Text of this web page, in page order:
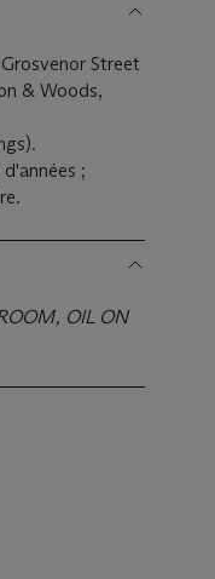
Street
& Woods,
;
, OIL ON